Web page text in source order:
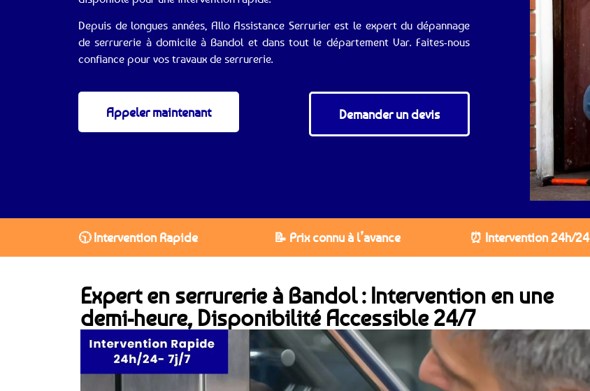
Depuis de longues années, Allo Assistance Serrurier est le expert du dépannage
de serrurerie à domicile à Bandol et dans tout le département Var. Faites-nous
confiance pour vos travaux de serrurerie.
Appeler maintenant Demander un devis
🕥 Intervention Rapide 📝 Prix connu à l’avance ⏰ Intervention 24h/24
Expert en serrurerie à Bandol : Intervention en une
demi-heure, Disponibilité Accessible 24/7